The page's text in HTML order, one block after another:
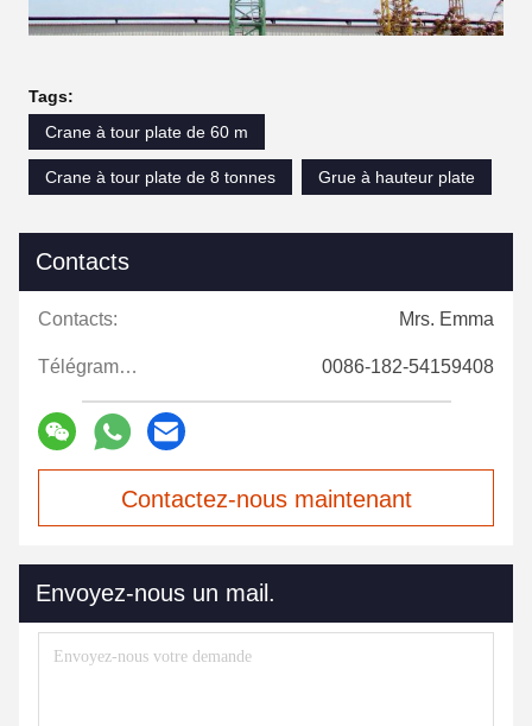
Tags:
Crane à tour plate de 60 m
Crane à tour plate de 8 tonnes Grue à hauteur plate
Contacts
Contacts: Mrs. Emma
Télégramme: 0086-182-54159408
Contactez-nous maintenant
Envoyez-nous un mail.